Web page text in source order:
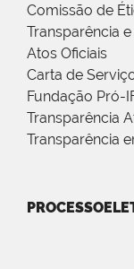
Comissão de
Transparência
Atos Oficiais
Carta de
Fundação Pró-
Transparência
Transparência